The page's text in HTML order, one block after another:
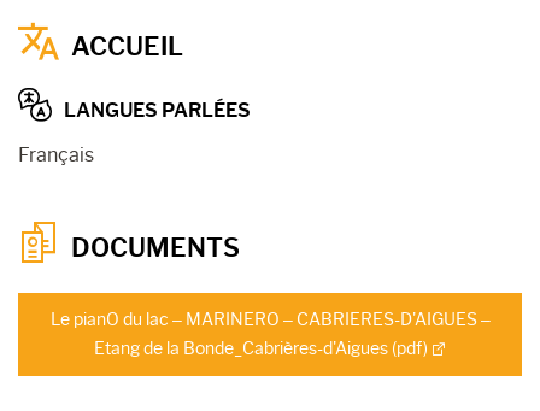
ACCUEIL
LANGUES PARLÉES
Français
DOCUMENTS
Le pianO du lac – MARINERO – CABRIERES-D'AIGUES –
Etang de la Bonde_Cabrières-d'Aigues (pdf)